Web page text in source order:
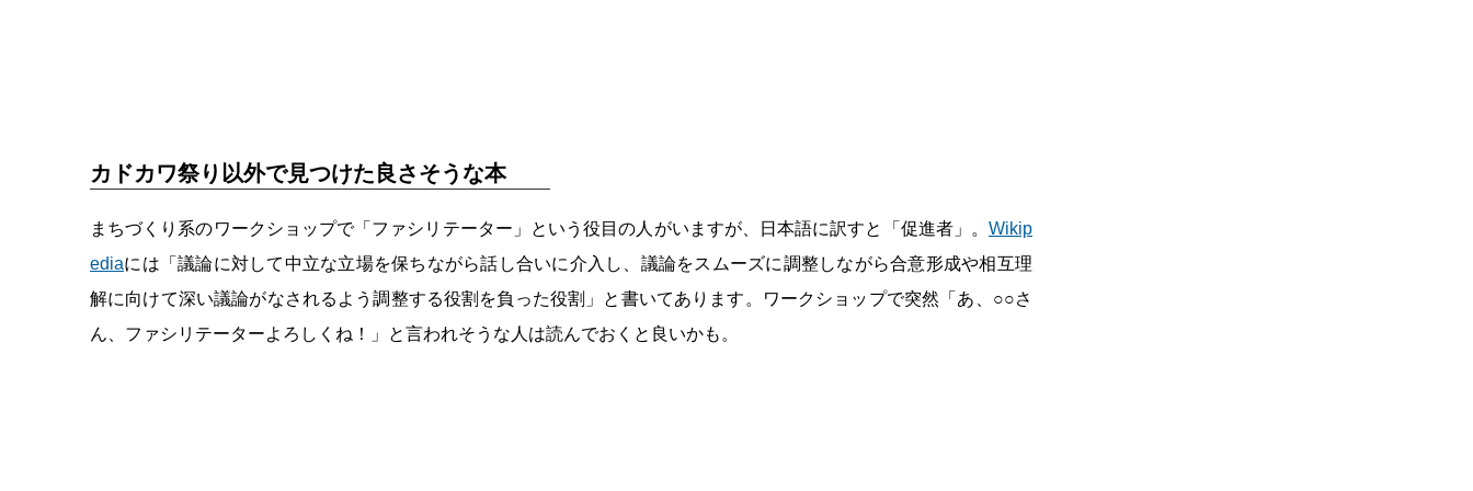
カドカワ祭り以外で見つけた良さそうな本
まちづくり系のワークショップで「ファシリテーター」という役目の人がいますが、日本語に訳すと「促進者」。 Wikip
ediaには「議論に対して中立な立場を保ちながら話し合いに介入し、議論をスムーズに調整しながら合意形成や相互理
解に向けて深い議論がなされるよう調整する役割を負った役割」と書いてあります。ワークショップで突然「あ、○○さ
ん、ファシリテーターよろしくね！」と言われそうな人は読んでおくと良いかも。